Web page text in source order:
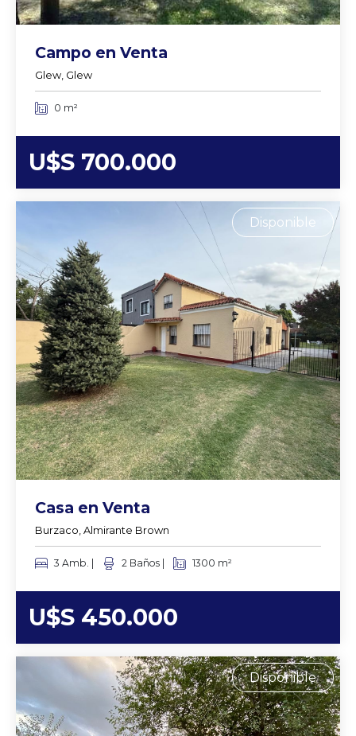
Campo en Venta
Glew, Glew
0 m²
U$S 700.000
Disponible
Casa en Venta
Burzaco, Almirante Brown
3 Amb. | 2 Baños | 1300 m²
U$S 450.000
Disponible